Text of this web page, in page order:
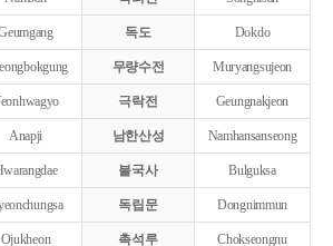
독도 Dokdo
무량수전 Muryangsujeon
극락전 Geungnakjeon
Anapji 남한산성 Namhansanseong
불국사 Bulguksa
독립문 Dongnimmun
Ojukheon 촉석루 Chokseongnu